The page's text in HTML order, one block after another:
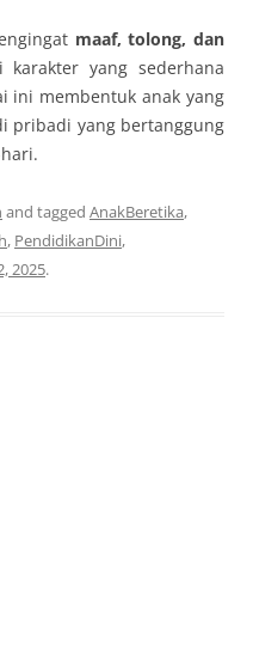
maaf, tolong, dan
yang sederhana
ini membentuk anak yang
pribadi yang bertanggung
and tagged AnakBeretika,
, PendidikanDini,
2025.